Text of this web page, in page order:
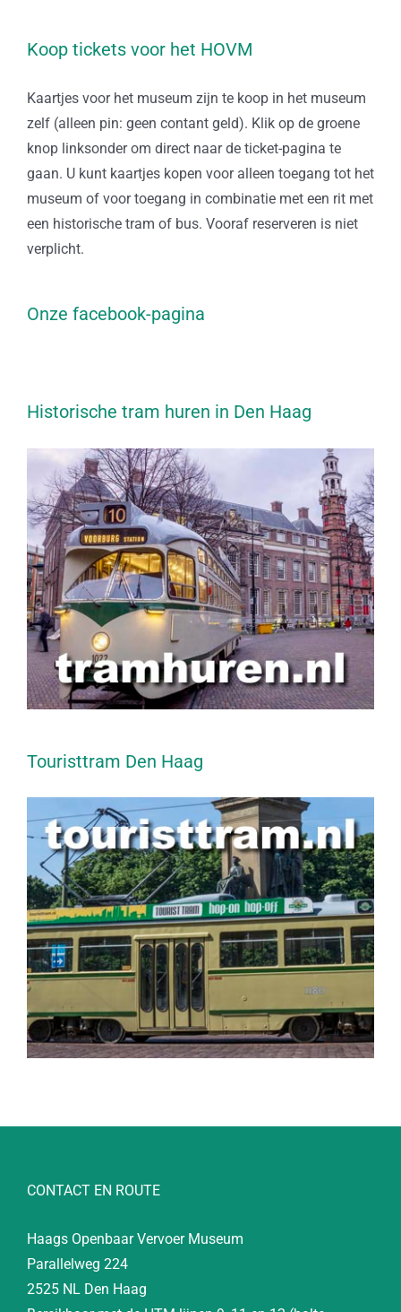
Koop tickets voor het HOVM
Kaartjes voor het museum zijn te koop in het museum
zelf (alleen pin: geen contant geld). Klik op de groene
knop linksonder om direct naar de ticket-pagina te
gaan. U kunt kaartjes kopen voor alleen toegang tot het
museum of voor toegang in combinatie met een rit met
een historische tram of bus. Vooraf reserveren is niet
verplicht.
Onze facebook-pagina
Historische tram huren in Den Haag
Touristtram Den Haag
CONTACT EN ROUTE
Haags Openbaar Vervoer Museum
Parallelweg 224
2525 NL Den Haag